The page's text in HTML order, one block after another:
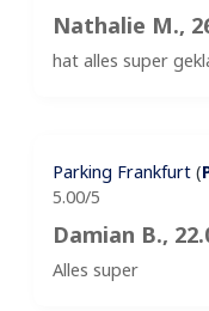
Nathalie M.,
hat alles super
Parking Frankfurt (
5.00/5
Damian B.,
Alles super